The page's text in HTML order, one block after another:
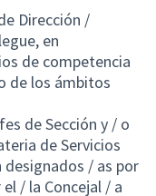
Dirección /
en
de competencia
de los ámbitos
de Sección y / o
de Servicios
designados / as por
/ la Concejal / a